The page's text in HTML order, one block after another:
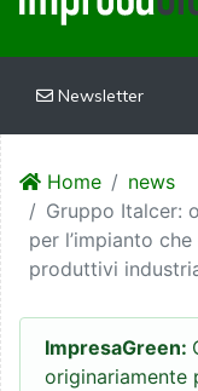
Newsletter
Home
news
Gruppo Italcer:
per l’impianto
produttivi
ImpresaGreen:
originariamente